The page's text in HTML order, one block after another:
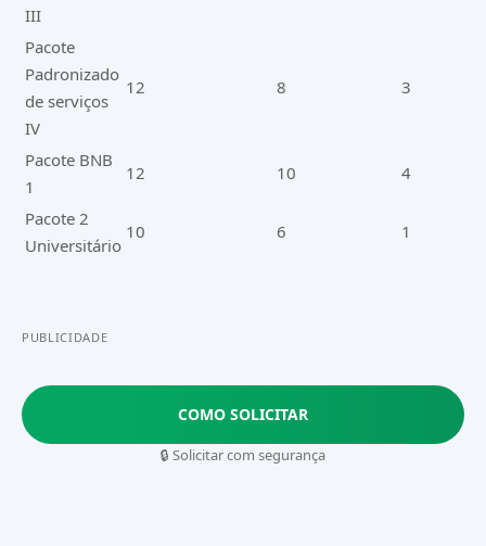
III
Pacote
Padronizado
de serviços
IV
12 8 3
Pacote BNB
1
12 10 4
Pacote 2
Universitário
10 6 1
PUBLICIDADE
COMO SOLICITAR
🔒 Solicitar com segurança